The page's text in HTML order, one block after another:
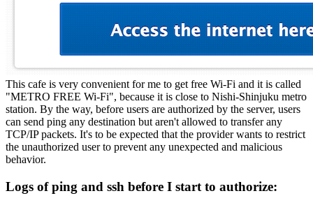
This cafe is very convenient for me to get free Wi-Fi and it is called
"METRO FREE Wi-Fi", because it is close to Nishi-Shinjuku metro
station. By the way, before users are authorized by the server, users
can send ping any destination but aren't allowed to transfer any
TCP/IP packets. It's to be expected that the provider wants to restrict
the unauthorized user to prevent any unexpected and malicious
behavior.
Logs of ping and ssh before I start to authorize: